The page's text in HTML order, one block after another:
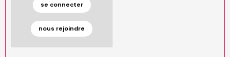
se connecter
nous rejoindre